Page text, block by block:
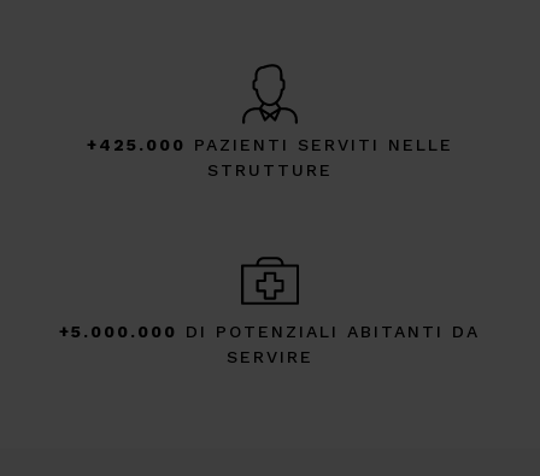
+425.000
PAZIENTI SERVITI NELLE
STRUTTURE
+5.000.000
DI POTENZIALI ABITANTI DA
SERVIRE